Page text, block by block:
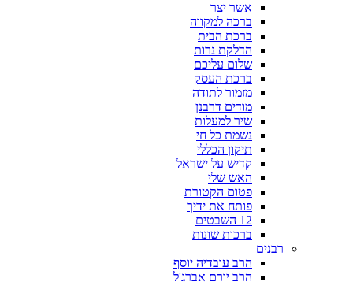
אשר יצר
ברכה למקווה
ברכת הבית
הדלקת נרות
שלום עליכם
ברכת העסק
מזמור לתודה
מודים דרבנן
שיר למעלות
נשמת כל חי
תיקון הכללי
קדיש על ישראל
האש שלי
פטום הקטורת
פותח את ידיך
12 השבטים
ברכות שונות
רבנים
הרב עובדיה יוסף
הרב יורם אברג'ל